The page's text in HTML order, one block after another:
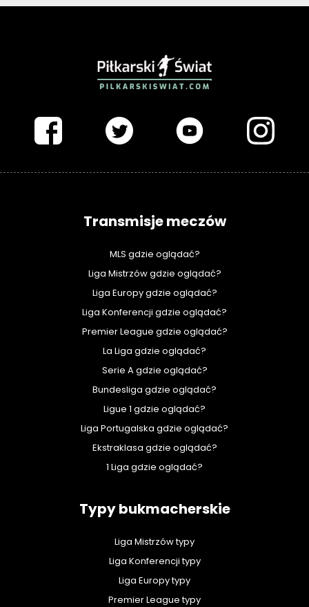
Transmisje meczów
MLS gdzie oglądać?
Liga Mistrzów gdzie oglądać?
Liga Europy gdzie oglądać?
Liga Konferencji gdzie oglądać?
Premier League gdzie oglądać?
La Liga gdzie oglądać?
Serie A gdzie oglądać?
Bundesliga gdzie oglądać?
Ligue 1 gdzie oglądać?
Liga Portugalska gdzie oglądać?
Ekstraklasa gdzie oglądać?
1 Liga gdzie oglądać?
Typy bukmacherskie
Liga Mistrzów typy
Liga Konferencji typy
Liga Europy typy
Premier League typy